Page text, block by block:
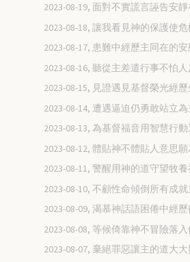
2023-08-19, 面對不實謊言誣告安
2023-08-18, 讓我看見神的保護使
2023-08-17, 患難中經歷主同在的
2023-08-16, 聽從主差遣行事不怕
2023-08-15, 見證遇見基督榮光經
2023-08-14, 遭遇逼迫仍勇敢站立
2023-08-13, 為基督福音用智慧行
2023-08-12, 體貼神不體貼人意思
2023-08-11, 警醒用神的道守望牧
2023-08-10, 不顧性命傾倒所有成
2023-08-09, 渴慕神話語困倦中經
2023-08-08, 等候倚靠神不冒險落
2023-08-07, 棄絕罪惡讓主的道大